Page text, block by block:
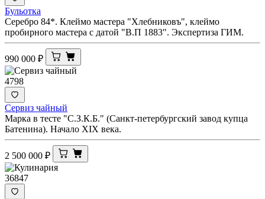
Бульотка
Серебро 84*. Клеймо мастера "Хлебниковъ", клеймо
пробирного мастера с датой "В.П 1883". Экспертиза ГИМ.
990 000 ₽
4798
Сервиз чайный
Марка в тесте "С.З.К.Б." (Санкт-петербургский завод купца
Батенина). Начало XIX века.
2 500 000 ₽
36847